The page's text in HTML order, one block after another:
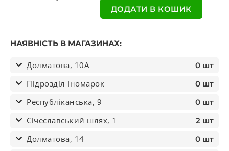
ДОДАТИ В КОШИК
НАЯВНІСТЬ В МАГАЗИНАХ:
Долматова, 10А 0 шт
Підрозділ Іномарок 0 шт
Республіканська, 9 0 шт
Січеславський шлях, 1 2 шт
Долматова, 14 0 шт